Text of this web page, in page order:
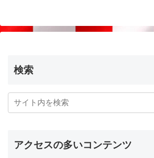
検索
アクセスの多いコンテンツ